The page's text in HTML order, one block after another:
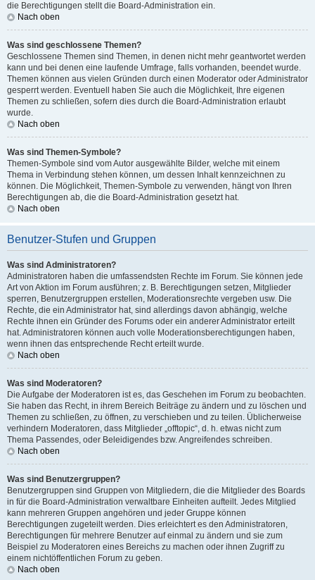
die Berechtigungen stellt die Board-Administration ein.
Nach oben
Was sind geschlossene Themen?
Geschlossene Themen sind Themen, in denen nicht mehr geantwortet werden
kann und bei denen eine laufende Umfrage, falls vorhanden, beendet wurde.
Themen können aus vielen Gründen durch einen Moderator oder Administrator
gesperrt werden. Eventuell haben Sie auch die Möglichkeit, Ihre eigenen
Themen zu schließen, sofern dies durch die Board-Administration erlaubt
wurde.
Nach oben
Was sind Themen-Symbole?
Themen-Symbole sind vom Autor ausgewählte Bilder, welche mit einem
Thema in Verbindung stehen können, um dessen Inhalt kennzeichnen zu
können. Die Möglichkeit, Themen-Symbole zu verwenden, hängt von Ihren
Berechtigungen ab, die die Board-Administration gesetzt hat.
Nach oben
Benutzer-Stufen und Gruppen
Was sind Administratoren?
Administratoren haben die umfassendsten Rechte im Forum. Sie können jede
Art von Aktion im Forum ausführen; z. B. Berechtigungen setzen, Mitglieder
sperren, Benutzergruppen erstellen, Moderationsrechte vergeben usw. Die
Rechte, die ein Administrator hat, sind allerdings davon abhängig, welche
Rechte ihnen ein Gründer des Forums oder ein anderer Administrator erteilt
hat. Administratoren können auch volle Moderationsberechtigungen haben,
wenn ihnen das entsprechende Recht erteilt wurde.
Nach oben
Was sind Moderatoren?
Die Aufgabe der Moderatoren ist es, das Geschehen im Forum zu beobachten.
Sie haben das Recht, in ihrem Bereich Beiträge zu ändern und zu löschen und
Themen zu schließen, zu öffnen, zu verschieben und zu teilen. Üblicherweise
verhindern Moderatoren, dass Mitglieder „offtopic“, d. h. etwas nicht zum
Thema Passendes, oder Beleidigendes bzw. Angreifendes schreiben.
Nach oben
Was sind Benutzergruppen?
Benutzergruppen sind Gruppen von Mitgliedern, die die Mitglieder des Boards
in für die Board-Administration verwaltbare Einheiten aufteilt. Jedes Mitglied
kann mehreren Gruppen angehören und jeder Gruppe können
Berechtigungen zugeteilt werden. Dies erleichtert es den Administratoren,
Berechtigungen für mehrere Benutzer auf einmal zu ändern und sie zum
Beispiel zu Moderatoren eines Bereichs zu machen oder ihnen Zugriff zu
einem nichtöffentlichen Forum zu geben.
Nach oben